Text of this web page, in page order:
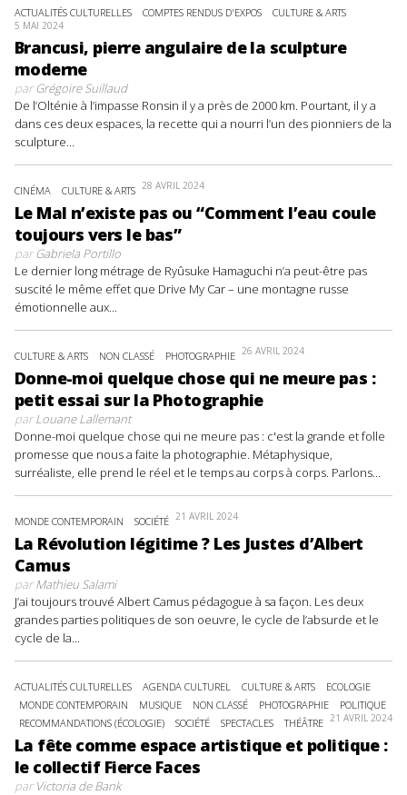
ACTUALITÉS CULTURELLES COMPTES RENDUS D'EXPOS CULTURE & ARTS
5 MAI 2024
Brancusi, pierre angulaire de la sculpture
moderne
parGrégoire Suillaud
De l’Olténie à l’impasse Ronsin il y a près de 2000 km. Pourtant, il y a
dans ces deux espaces, la recette qui a nourri l’un des pionniers de la
sculpture...
CINÉMA CULTURE & ARTS 28 AVRIL 2024
Le Mal n’existe pas ou “Comment l’eau coule
toujours vers le bas”
parGabriela Portillo
Le dernier long métrage de Ryûsuke Hamaguchi n’a peut-être pas
suscité le même effet que Drive My Car – une montagne russe
émotionnelle aux...
CULTURE & ARTS NON CLASSÉ PHOTOGRAPHIE 26 AVRIL 2024
Donne-moi quelque chose qui ne meure pas :
petit essai sur la Photographie
parLouane Lallemant
Donne-moi quelque chose qui ne meure pas : c'est la grande et folle
promesse que nous a faite la photographie. Métaphysique,
surréaliste, elle prend le réel et le temps au corps à corps. Parlons...
MONDE CONTEMPORAIN SOCIÉTÉ 21 AVRIL 2024
La Révolution légitime ? Les Justes d’Albert
Camus
parMathieu Salami
J’ai toujours trouvé Albert Camus pédagogue à sa façon. Les deux
grandes parties politiques de son oeuvre, le cycle de l’absurde et le
cycle de la...
ACTUALITÉS CULTURELLES AGENDA CULTUREL CULTURE & ARTS
ECOLOGIE
MONDE CONTEMPORAIN
MUSIQUE NON CLASSÉ PHOTOGRAPHIE
POLITIQUE
RECOMMANDATIONS (ÉCOLOGIE)
SOCIÉTÉ SPECTACLES THÉÂTRE 21 AVRIL 2024
La fête comme espace artistique et politique :
le collectif Fierce Faces
parVictoria de Bank